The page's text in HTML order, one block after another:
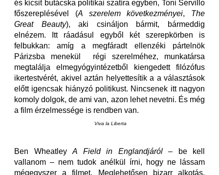
és kicsit butácska politikai szatíra egyben, Toni Servillo
főszereplésével (A szerelem következményei, The
Great Beauty), aki csináljon bármit, bármeddig
elnézem. Itt ráadásul egyből két szerepkörben is
felbukkan: amíg a megfáradt ellenzéki pártelnök
Párizsba menekül régi szerelméhez, munkatársa
megtalálja elmegyógyintézetből kiengedett filózófus
ikertestvérét, akivel aztán helyettesítik a a választások
előtt igencsak hiányzó politikust. Nincsenek itt nagyon
komoly dolgok, de ami van, azon lehet nevetni. És még
a film érzelmessége is rendben van.
Viva la Liberta
Ben Wheatley A Field in Englandjáról– be kell
vallanom – nem tudok anélkül írni, hogy ne lássam
mégegyszer a filmet. Meglehetősen bizarr alkotás,